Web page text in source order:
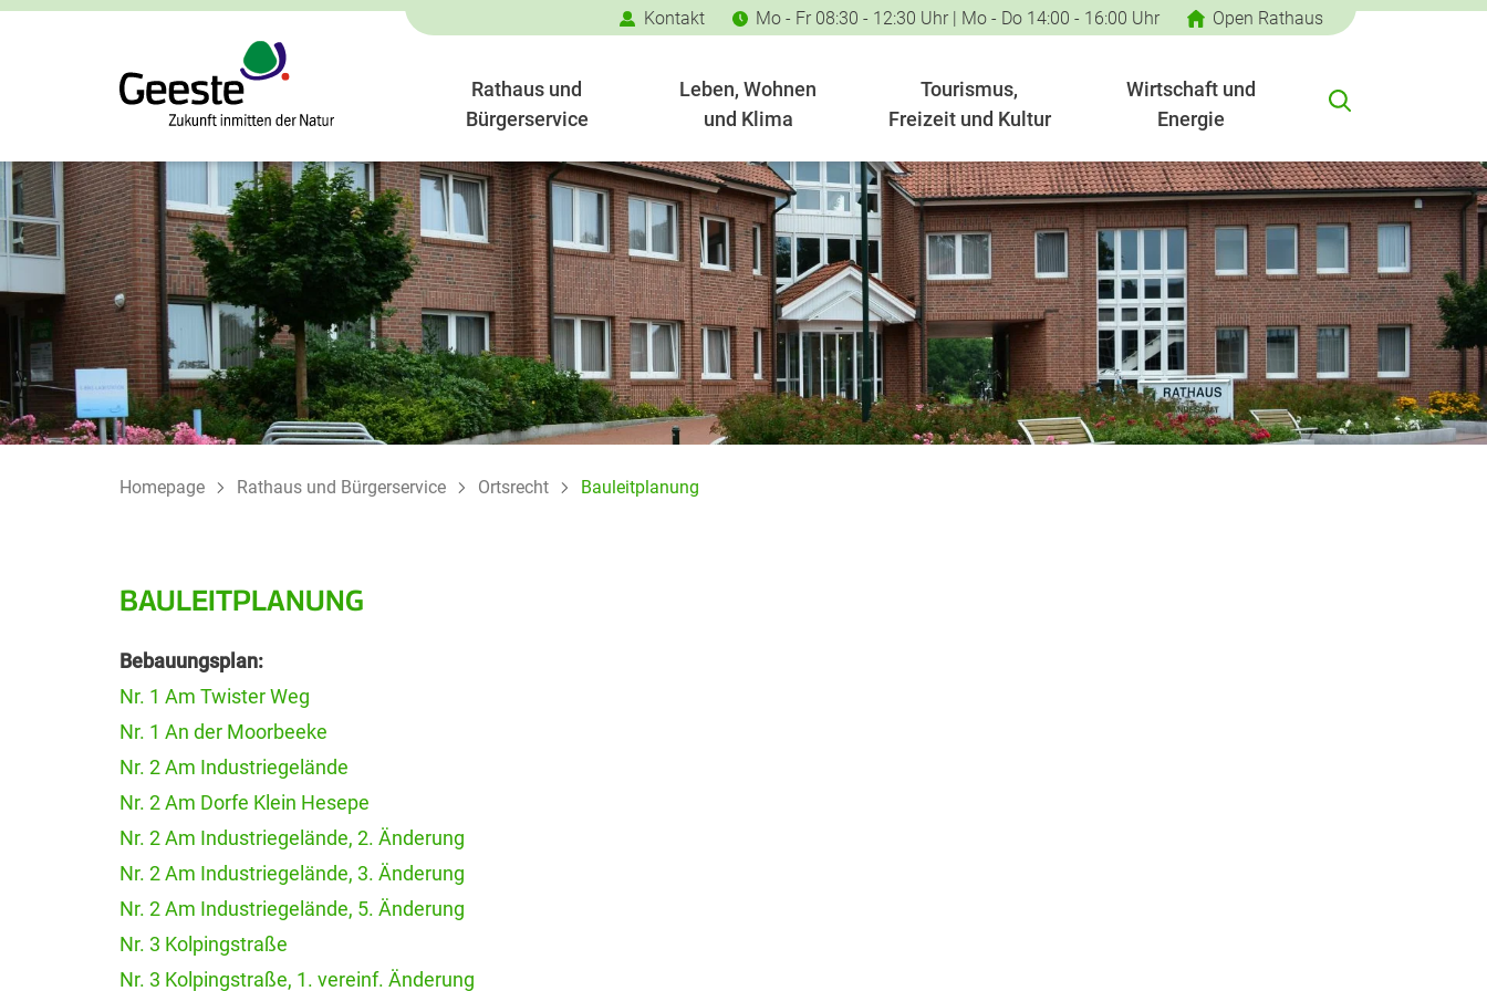
Kontakt Mo - Fr 08:30 - 12:30 Uhr | Mo - Do 14:00 - 16:00 Uhr Open Rathaus
Rathaus und
Bürgerservice
Leben, Wohnen
und Klima
Tourismus,
Freizeit und Kultur
Wirtschaft und
Energie
Homepage Rathaus und Bürgerservice Ortsrecht Bauleitplanung
BAULEITPLANUNG
Bebauungsplan:
Nr. 1 Am Twister Weg
Nr. 1 An der Moorbeeke
Nr. 2 Am Industriegelände
Nr. 2 Am Dorfe Klein Hesepe
Nr. 2 Am Industriegelände, 2. Änderung
Nr. 2 Am Industriegelände, 3. Änderung
Nr. 2 Am Industriegelände, 5. Änderung
Nr. 3 Kolpingstraße
Nr. 3 Kolpingstraße, 1. vereinf. Änderung